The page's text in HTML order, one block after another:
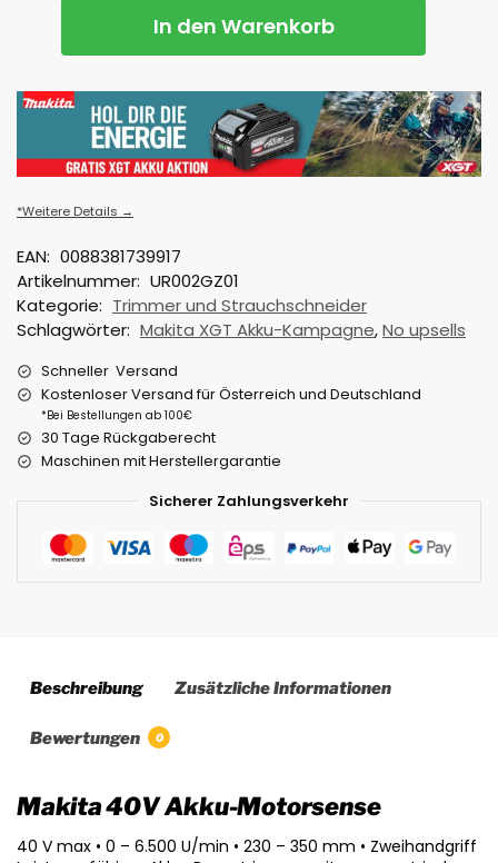
In den Warenkorb
*Weitere Details →
EAN: 0088381739917
Artikelnummer: UR002GZ01
Kategorie: Trimmer und Strauchschneider
Schlagwörter: Makita XGT Akku-Kampagne,No upsells
Schneller Versand
Kostenloser Versand für Österreich und Deutschland
*Bei Bestellungen ab 100€
30 Tage Rückgaberecht
Maschinen mit Herstellergarantie
Sicherer Zahlungsverkehr
Beschreibung Zusätzliche Informationen
Bewertungen 0
Makita 40V Akku-Motorsense
40 V max • 0 – 6.500 U/min • 230 – 350 mm • Zweihandgriff